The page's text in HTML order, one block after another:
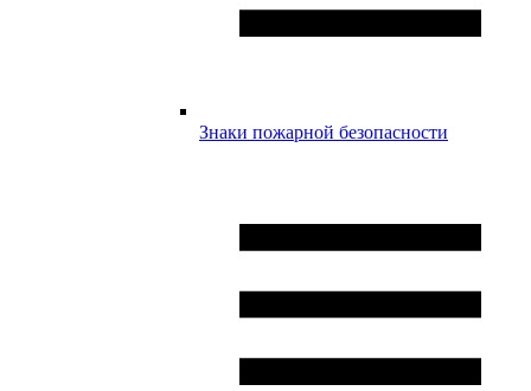
Знаки пожарной безопасности